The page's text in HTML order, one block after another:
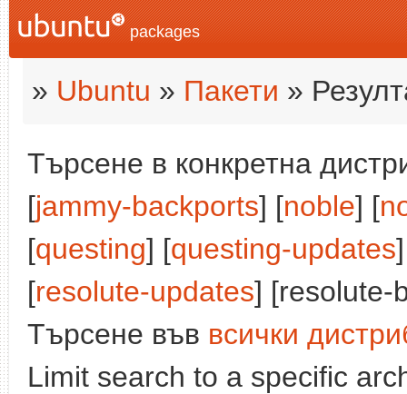
packages
» Ubuntu » Пакети »
Търсене в конкретна
[jammy-backports] [noble] [
[questing] [questing-updates
[resolute-updates] [resolute-
Търсене във всички
Limit search to a specific